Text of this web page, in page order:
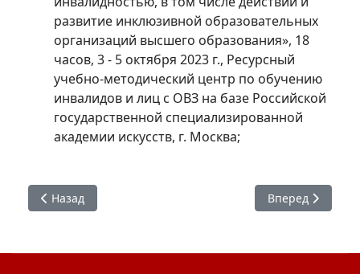
развитие инклюзивной образовательных
организаций высшего образования», 18
часов, 3 - 5 октября 2023 г., Ресурсный
учебно-методический центр по обучению
инвалидов и лиц с ОВЗ на базе Российской
государственной специализированной
академии искусств, г. Москва;
Предыдущий: Антипинский Руслан Викторович
Назад Следующий:
Вперед